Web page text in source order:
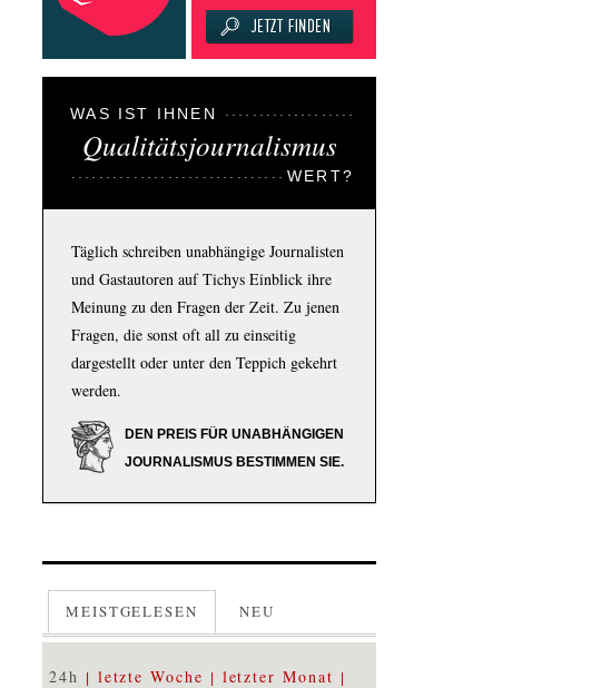
WAS IST IHNEN
Qualitätsjournalismus
WERT?
Täglich schreiben unabhängige Journalisten
und Gastautoren auf Tichys Einblick ihre
Meinung zu den Fragen der Zeit. Zu jenen
Fragen, die sonst oft all zu einseitig
dargestellt oder unter den Teppich gekehrt
werden.
DEN PREIS FÜR UNABHÄNGIGEN
JOURNALISMUS BESTIMMEN SIE.
MEISTGELESEN NEU
24h letzte Woche letzter Monat